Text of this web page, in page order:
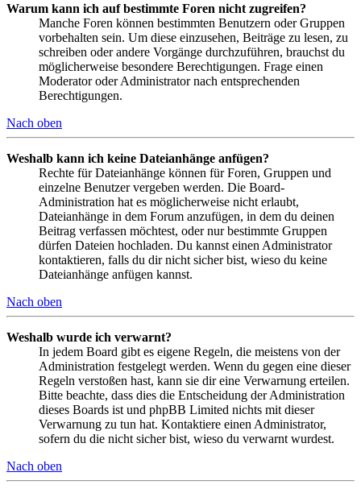
Warum kann ich auf bestimmte Foren nicht zugreifen?
Manche Foren können bestimmten Benutzern oder Gruppen
vorbehalten sein. Um diese einzusehen, Beiträge zu lesen, zu
schreiben oder andere Vorgänge durchzuführen, brauchst du
möglicherweise besondere Berechtigungen. Frage einen
Moderator oder Administrator nach entsprechenden
Berechtigungen.
Nach oben
Weshalb kann ich keine Dateianhänge anfügen?
Rechte für Dateianhänge können für Foren, Gruppen und
einzelne Benutzer vergeben werden. Die Board-
Administration hat es möglicherweise nicht erlaubt,
Dateianhänge in dem Forum anzufügen, in dem du deinen
Beitrag verfassen möchtest, oder nur bestimmte Gruppen
dürfen Dateien hochladen. Du kannst einen Administrator
kontaktieren, falls du dir nicht sicher bist, wieso du keine
Dateianhänge anfügen kannst.
Nach oben
Weshalb wurde ich verwarnt?
In jedem Board gibt es eigene Regeln, die meistens von der
Administration festgelegt werden. Wenn du gegen eine dieser
Regeln verstoßen hast, kann sie dir eine Verwarnung erteilen.
Bitte beachte, dass dies die Entscheidung der Administration
dieses Boards ist und phpBB Limited nichts mit dieser
Verwarnung zu tun hat. Kontaktiere einen Administrator,
sofern du die nicht sicher bist, wieso du verwarnt wurdest.
Nach oben